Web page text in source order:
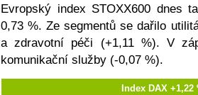
Evropský index STOXX600 dnes
0,73 %. Ze segmentů se dařilo
a zdravotní péči (+1,11 %). V
komunikační služby (-0,07 %).
Index DAX